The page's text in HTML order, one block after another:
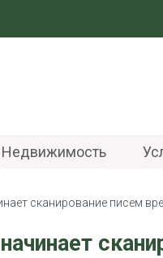
Недвижимость
сканирование писем